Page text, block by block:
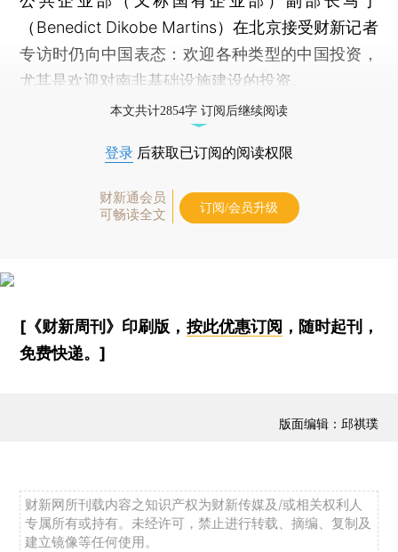
（Benedict Dikobe Martins）在北京接受财新记者
专访时仍向中国表态：欢迎各种类型的中国投资，
尤其是欢迎对南非基础设施建设的投资。
本文共计2854字 订阅后继续阅读
登录 后获取已订阅的阅读权限
财新通会员
可畅读全文
订阅/会员升级
[《财新周刊》印刷版， 按此优惠订阅 ，随时起刊，
免费快递。]
版面编辑：邱祺璞
财新网所刊载内容之知识产权为财新传媒及/或相关权利人
专属所有或持有。未经许可，禁止进行转载、摘编、复制及
建立镜像等任何使用。